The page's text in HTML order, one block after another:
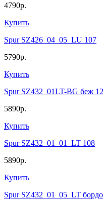
4790р.
Купить
Spur SZ426_04_05_LU 107
5790р.
Купить
Spur SZ432_01LT-BG беж
5890р.
Купить
Spur SZ432_01_01_LT 108
5890р.
Купить
Spur SZ432_01_05_LT